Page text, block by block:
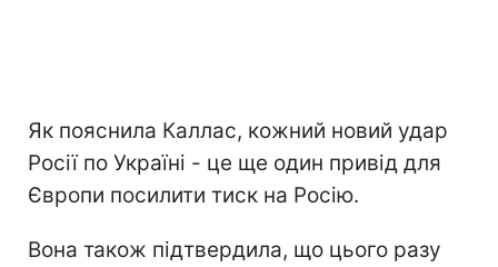
Як пояснила Каллас, кожний новий удар
Росії по Україні - це ще один привід для
Європи посилити тиск на Росію.
Вона також підтвердила, що цього разу